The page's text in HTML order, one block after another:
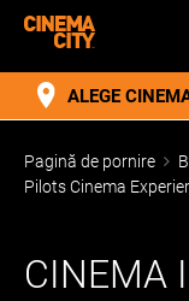
ALEGE
Pagină de pornire
Pilots Cinema
CINEMA